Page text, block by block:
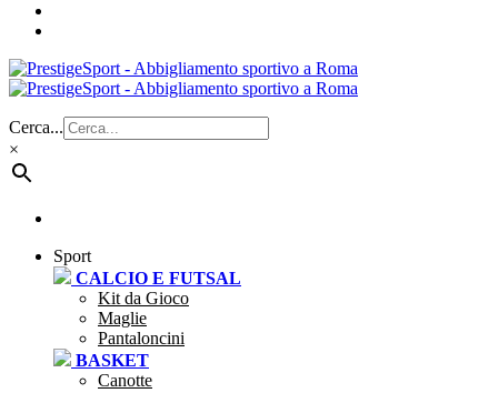
Cerca...
×
Sport
CALCIO E FUTSAL
Kit da Gioco
Maglie
Pantaloncini
BASKET
Canotte